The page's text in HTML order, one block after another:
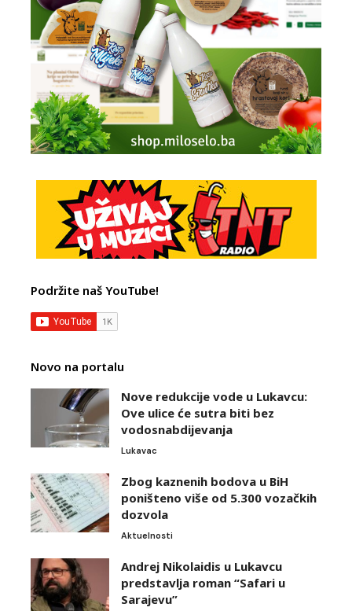
Podržite naš YouTube!
Novo na portalu
Nove redukcije vode u Lukavcu:
Ove ulice će sutra biti bez
vodosnabdijevanja
Lukavac
Zbog kaznenih bodova u BiH
poništeno više od 5.300 vozačkih
dozvola
Aktuelnosti
Andrej Nikolaidis u Lukavcu
predstavlja roman “Safari u
Sarajevu”